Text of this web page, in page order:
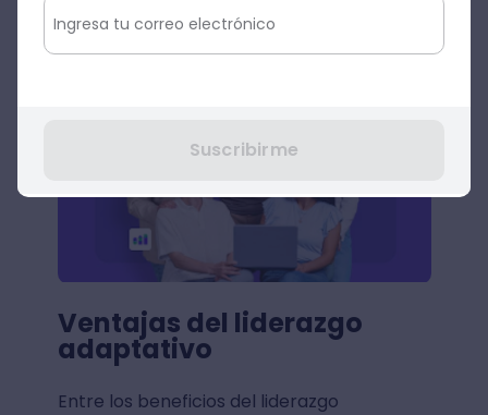
Agenda una Demo
Ventajas del liderazgo
adaptativo
Entre los beneficios del liderazgo
Suscribirme